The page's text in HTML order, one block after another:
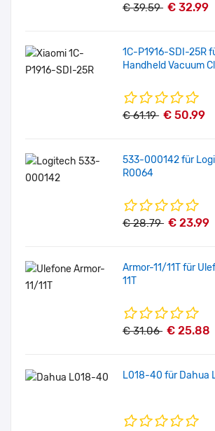
€ 39.59 € 32.99
1C-P1916-SDI-25R
Handheld Vacuum
€ 61.19 € 50.99
533-000142 für
R0064
€ 28.79 € 23.99
Armor-11/11T für
11T
€ 31.06 € 25.88
L018-40 für Dahua